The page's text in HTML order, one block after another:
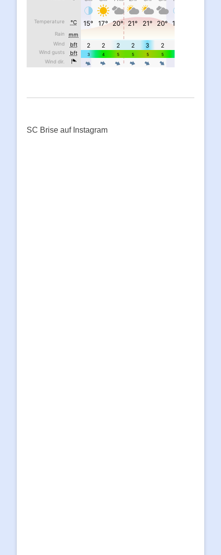
SC Brise auf Instagram